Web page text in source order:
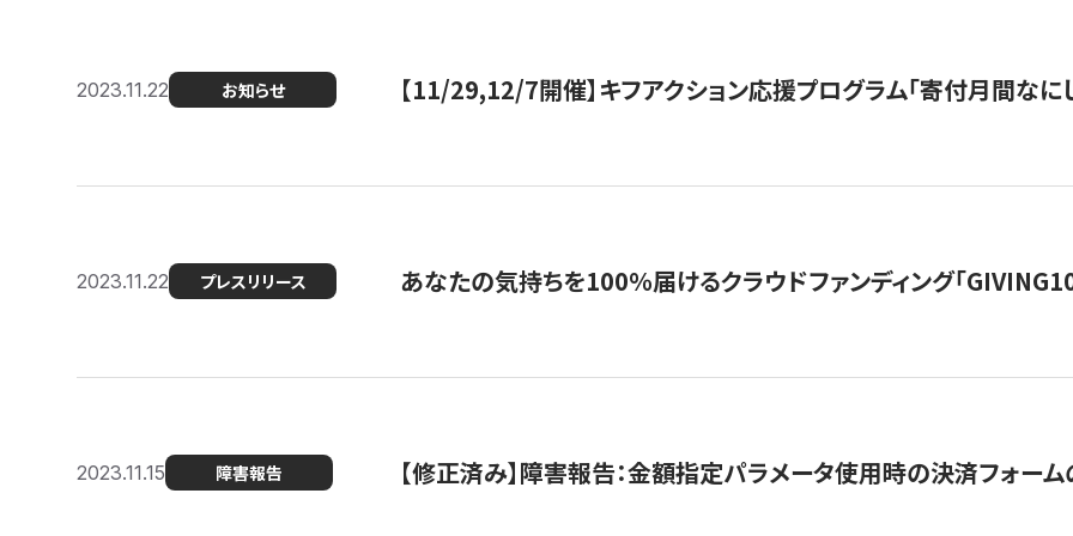
2023.11.22 お知らせ 【11/29,12/7開催】キフアクション応援プログラム「寄付月間なに
2023.11.22 プレスリリース あなたの気持ちを100％届けるクラウドファンディング「
2023.11.15 障害報告 【修正済み】障害報告：金額指定パラメータ使用時の決済フォー